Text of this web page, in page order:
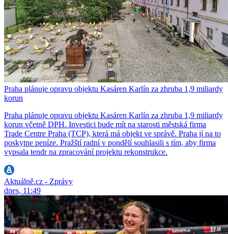
Praha plánuje opravu objektu Kasáren Karlín za zhruba 1,9 miliardy
korun
Praha plánuje opravu objektu Kasáren Karlín za zhruba 1,9 miliardy
korun včetně DPH. Investici bude mít na starosti městská firma
Trade Centre Praha (TCP), která má objekt ve správě. Praha jí na to
poskytne peníze. Pražští radní v pondělí souhlasili s tím, aby firma
vypsala tendr na zpracování projektu rekonstrukce.
Aktuálně.cz - Zprávy
dnes, 11:49